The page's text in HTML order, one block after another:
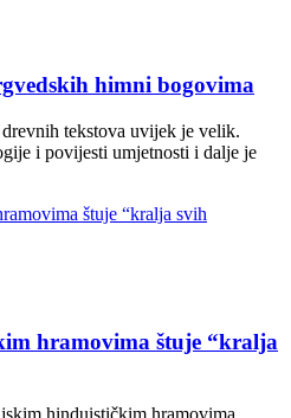
himni bogovima
tekstova uvijek je velik.
i povijesti umjetnosti i dalje je
hramovima štuje “kralja